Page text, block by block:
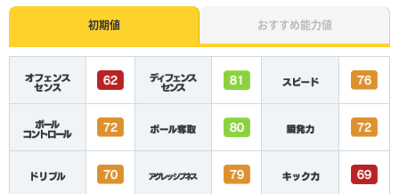
初期値 おすすめ能力値